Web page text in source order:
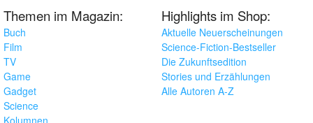
Themen im Magazin:
Buch
Film
TV
Game
Gadget
Science
Kolumnen
Highlights im Shop:
Aktuelle Neuerscheinungen
Science-Fiction-Bestseller
Die Zukunftsedition
Stories und Erzählungen
Alle Autoren A-Z